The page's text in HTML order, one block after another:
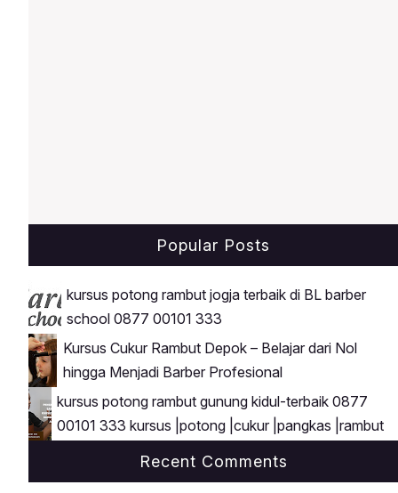
Popular Posts
kursus potong rambut jogja terbaik di BL barber
school 0877 00101 333
Kursus Cukur Rambut Depok – Belajar dari Nol
hingga Menjadi Barber Profesional
kursus potong rambut gunung kidul-terbaik 0877
00101 333 kursus |potong |cukur |pangkas |rambut
Recent Comments